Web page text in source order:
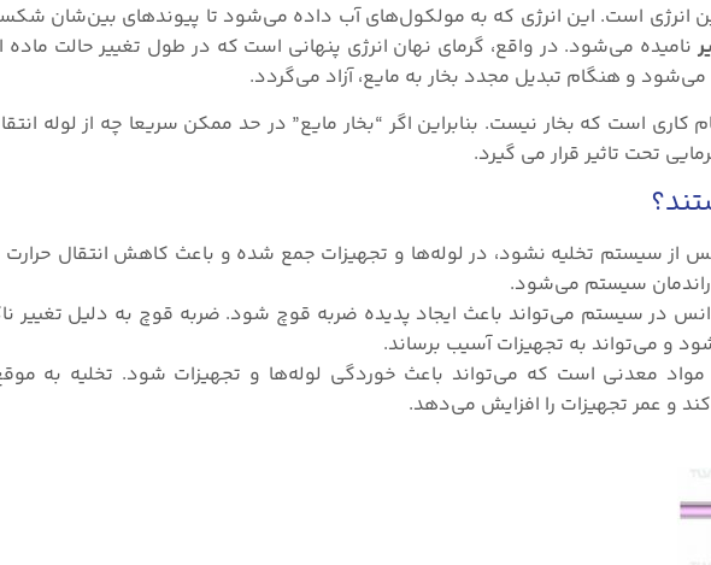
انرژی است. این انرژی که به مولکول‌های آب داده می‌شود تا پیوندهای بین‌شان
نامیده می‌شود. در واقع، گرمای نهان انرژی پنهانی است که در طول تغییر حالت ماده
و هنگام تبدیل مجدد بخار به مایع، آزاد می‌گردد.
کاری است که بخار نیست. بنابراین اگر “بخار مایع” در حد ممکن سریعا چه از لوله
تحت تاثیر قرار می گیرد.
از سیستم تخلیه نشود، در لوله‌ها و تجهیزات جمع شده و باعث کاهش انتقال
راندمان سیستم می‌شود.
در سیستم می‌تواند باعث ایجاد پدیده ضربه قوچ شود. ضربه قوچ به دلیل تغییر
و می‌تواند به تجهیزات آسیب برساند.
معدنی است که می‌تواند باعث خوردگی لوله‌ها و تجهیزات شود. تخلیه به
و عمر تجهیزات را افزایش می‌دهد.